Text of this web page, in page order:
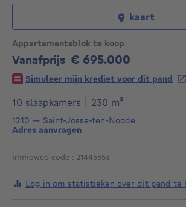
Appartementsblok te koop
Vanafprijs € 695.000
695000€
Simuleer mijn krediet voor dit pand
10 slaapkamers
230 m²
1210 — Saint-Josse-ten-Noode
Adres aanvragen
Immoweb code : 21445553
kaart
Log in om statistieken over dit pand te